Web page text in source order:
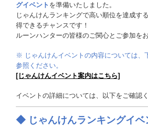
グイベント を準備いたしました。
じゃんけんランキングで高い順位を達成す
得できるチャンスです！
ルーンハンターの皆様のご関心とご参加を
※ じゃんけんイベントの内容については、
参照ください。
[じゃんけんイベント案内はこちら]
イベントの詳細については、以下をご確認く
◆ じゃんけんランキングイベ